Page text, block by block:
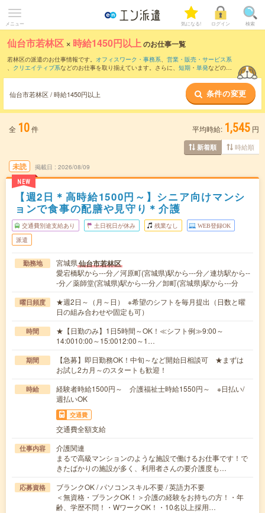
メニュー 気になる! ログイン 検索
仙台市若林区 × 時給1450円以上のお仕事一覧
若林区の派遣のお仕事情報です。 オフィスワーク・事務系、 営業・販売・サービス系
、 クリエイティブ系などのお仕事を取り揃えています。さらに、 短期 ・ 単発などの期
仙台市若林区 / 時給1450円以上 条件の変更
全 10件 平均時給: 1,545 円
新着順 時給順
未読
NEW
掲載日 2026/08/09
【週2日＊高時給1500円～】シニア向けマンシ
ョンで食事の配膳や見守り＊介護
交通費別途支給あり 土日祝日が休み 残業なし WEB登録OK
派遣
勤務地 宮城県仙台市若林区
愛宕橋駅から---分／河原町(宮城県)駅から---分／連坊駅から--
-分／薬師堂(宮城県)駅から---分／卸町(宮城県)駅から---分
曜日頻度
★週2日～（月～日） ※希望のシフトを毎月提出（日数と曜
日の組み合わせや固定も可）
時間
★【日勤のみ】1日5時間～OK！≪シフト例≫9:00～
14:0010:00～15:0012:00～1…
期間
【急募】即日勤務OK！中旬～など開始日相談可 ★まずは
お試し2カ月～のスタートも歓迎！
時給
経験者時給1500円～ 介護福祉士時給1550円～ ※日払い/
週払いOK
交通費
交通費全額支給
仕事内容
介護関連
まるで高級マンションのような施設で働けるお仕事です！で
きたばかりの施設が多く、利用者さんの要介護度も…
応募資格
ブランクOK / パソコンスキル不要 / 英語力不要
＜無資格・ブランクOK！＞介護の経験をお持ちの方！・年
齢、学歴不問！・WワークOK！・10名以上採用…